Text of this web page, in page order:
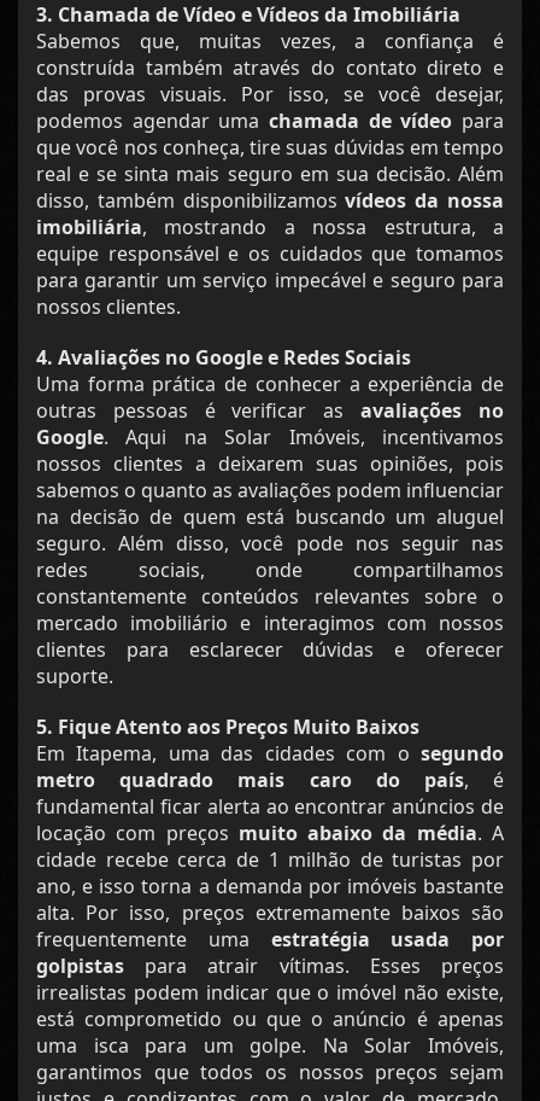
3. Chamada de Vídeo e Vídeos da Imobiliária
Sabemos que, muitas vezes, a confiança é
construída também através do contato direto e
das provas visuais. Por isso, se você desejar,
podemos agendar uma chamada de vídeo para
que você nos conheça, tire suas dúvidas em tempo
real e se sinta mais seguro em sua decisão. Além
disso, também disponibilizamosvídeos da nossa
imobiliária, mostrando a nossa estrutura, a
equipe responsável e os cuidados que tomamos
para garantir um serviço impecável e seguro para
nossos clientes.
4. Avaliações no Google e Redes Sociais
Uma forma prática de conhecer a experiência de
outras pessoas é verificar asavaliações no
Google. Aqui na Solar Imóveis, incentivamos
nossos clientes a deixarem suas opiniões, pois
sabemos o quanto as avaliações podem influenciar
na decisão de quem está buscando um aluguel
seguro. Além disso, você pode nos seguir nas
redes sociais, onde compartilhamos
constantemente conteúdos relevantes sobre o
mercado imobiliário e interagimos com nossos
clientes para esclarecer dúvidas e oferecer
suporte.
5. Fique Atento aos Preços Muito Baixos
Em Itapema, uma das cidades com o segundo
metro quadrado mais caro do país, é
fundamental ficar alerta ao encontrar anúncios de
locação com preços muito abaixo da média. A
cidade recebe cerca de 1 milhão de turistas por
ano, e isso torna a demanda por imóveis bastante
alta. Por isso, preços extremamente baixos são
frequentemente uma estratégia usada por
golpistas para atrair vítimas. Esses preços
irrealistas podem indicar que o imóvel não existe,
está comprometido ou que o anúncio é apenas
uma isca para um golpe. Na Solar Imóveis,
garantimos que todos os nossos preços sejam